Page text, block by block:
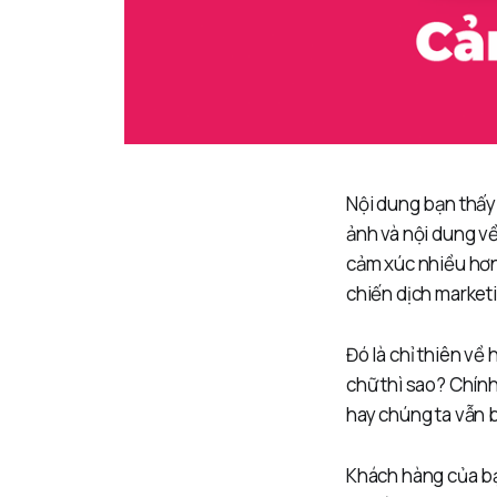
Nội dung bạn
ảnh và nội dung
cảm xúc nhiều
chiến dịch
Đó là chỉ thiên về
chữ thì sao?
hay chúng ta vẫn
Khách hàng của